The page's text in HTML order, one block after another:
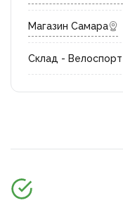
Магазин Самара
Склад - Велоспорт